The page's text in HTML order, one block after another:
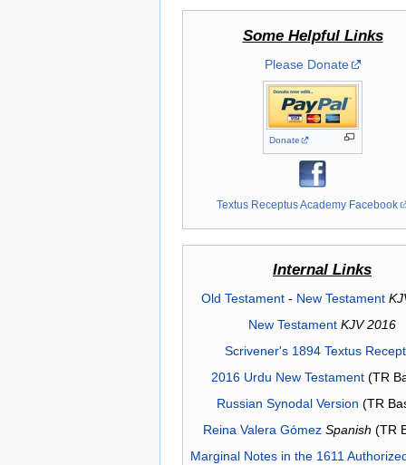
Some Helpful Links
Please Donate
Donate
Textus Receptus Academy Facebook
Internal Links
Old Testament- New Testament
New Testament KJV 2016
Scrivener's 1894 Textus
2016 Urdu New Testament(TR
Russian Synodal Version (TR
Reina Valera Gómez Spanish (TR
Marginal Notes in the 1611